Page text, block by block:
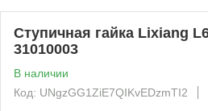
Ступичная гайка Lixiang
31010003
В наличии
Код: UNgzGG1ZiE7QIKvEDzmTI2